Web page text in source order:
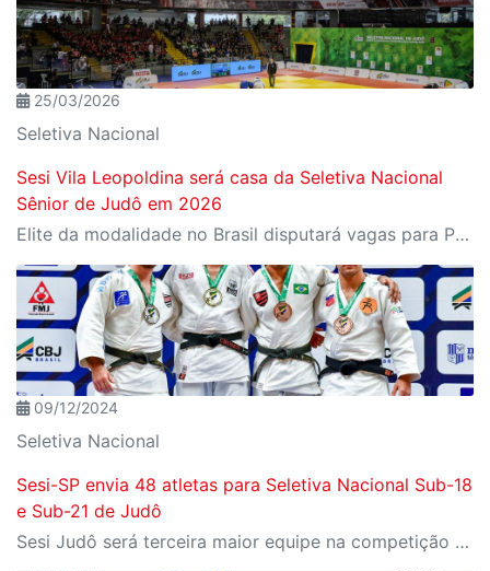
25/03/2026
Seletiva Nacional
Sesi Vila Leopoldina será casa da Seletiva Nacional
Sênior de Judô em 2026
Elite da modalidade no Brasil disputará vagas para Pan-Americano Sênior 2026
09/12/2024
Seletiva Nacional
Sesi-SP envia 48 atletas para Seletiva Nacional Sub-18
e Sub-21 de Judô
Sesi Judô será terceira maior equipe na competição que reunirá quase 1.500 judocas de 243 clubes